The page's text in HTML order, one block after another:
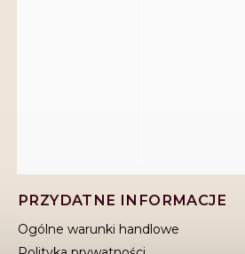
PRZYDATNE INFORMACJE
Ogólne warunki handlowe